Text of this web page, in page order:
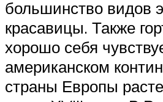
большинство видов
красавицы. Также
хорошо себя
американском
страны Европы